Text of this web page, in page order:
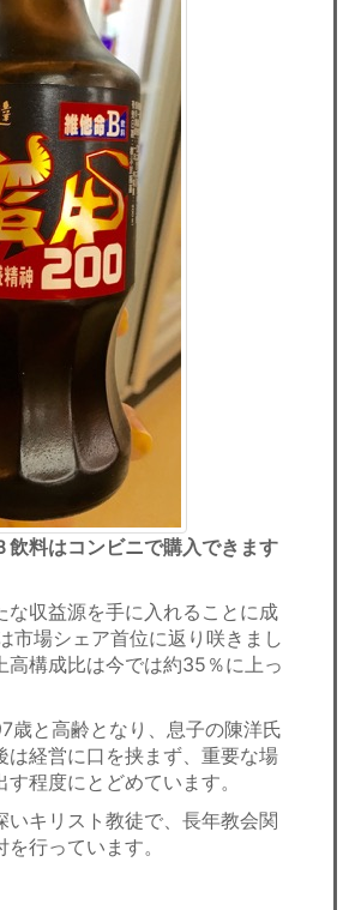
飲料はコンビニで購入できます
収益源を手に入れることに成
市場シェア首位に返り咲きまし
高構成比は今では約35％に上っ
歳と高齢となり、息子の陳洋氏
は経営に口を挟まず、重要な場
程度にとどめています。
キリスト教徒で、長年教会関
行っています。